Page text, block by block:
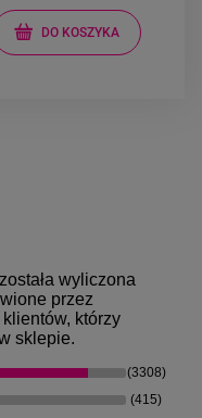
DO KOSZYKA
wyliczona
przez
którzy
sklepie.
(3308)
(415)